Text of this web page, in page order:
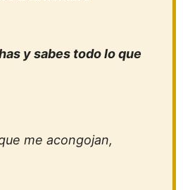
y sabes todo lo que
me acongojan,